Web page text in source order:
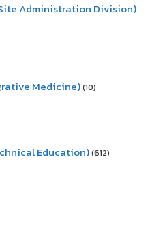
Administration Division)
Medicine)(10)
Education)(612)